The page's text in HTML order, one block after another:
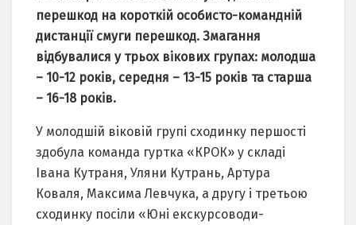
перешкод на короткій особисто-командній
дистанції смуги перешкод. Змагання
відбувалися у трьох вікових групах: молодша
– 10-12 років, середня – 13-15 років та старша
– 16-18 років.
У молодшій віковій групі сходинку першості
здобула команда гуртка «КРОК» у складі
Івана Кутраня, Уляни Кутрань, Артура
Коваля, Максима Левчука, а другу і третьою
сходинку посіли «Юні екскурсоводи-